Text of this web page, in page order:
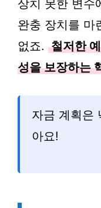
상치 못한 변수
완충 장치를 마
없죠. 철저한
성을 보장하는
자금 계획은
아요!